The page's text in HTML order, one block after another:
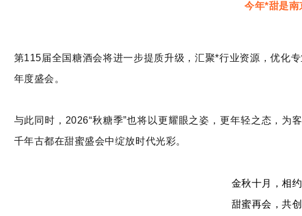
今年*甜是南
第115届全国糖酒会将进一步提质升级，汇聚*行业资源，优化
年度盛会。
与此同时，2026“秋糖季”也将以更耀眼之姿，更年轻之态，为
千年古都在甜蜜盛会中绽放时代光彩。
金秋十月，相
甜蜜再会，共